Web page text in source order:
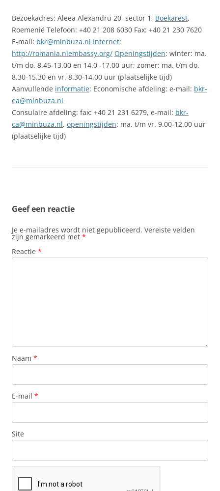
Bezoekadres: Aleea Alexandru 20, sector 1, Boekarest,
Roemenië Telefoon: +40 21 208 6030 Fax: +40 21 230 7620
E-mail: bkr@minbuza.nl Internet:
http://romania.nlembassy.org/ Openingstijden: winter: ma.
t/m do. 8.45-13.00 en 14.0 -17.00 uur; zomer: ma. t/m do.
8.30-15.30 en vr. 8.30-14.00 uur (plaatselijke tijd)
Aanvullende informatie: Economische afdeling: e-mail: bkr-
ea@minbuza.nl
Consulaire afdeling: fax: +40 21 231 6279, e-mail: bkr-
ca@minbuza.nl, openingstijden: ma. t/m vr. 9.00-12.00 uur
(plaatselijke tijd)
Geef een reactie
Je e-mailadres wordt niet gepubliceerd. Vereiste velden
zijn gemarkeerd met *
Reactie *
Naam *
E-mail *
Site